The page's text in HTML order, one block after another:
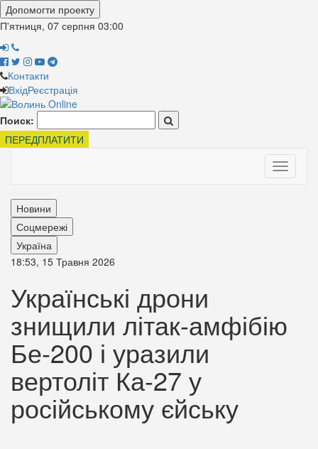
Допомогти проекту
П'ятниця, 07 серпня 03:00
Контакти
ВхідРеєстрація
Поиск:
ПЕРЕДПЛАТИТИ
Toggle
Новини
Соцмережі
Україна
18:53, 15 Травня 2026
Українські дрони
знищили літак-амфібію
Бе-200 і уразили
вертоліт Ка-27 у
російському єйську